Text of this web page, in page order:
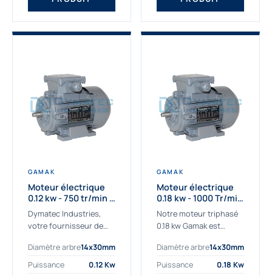
GAMAK
Moteur électrique
0.12 kw - 750 tr/min -
230/400V - IE2
Dymatec Industries,
votre fournisseur de
kw. Dymatec Industries
vous propose le moteur
Diamètre arbre14x30mm
Puissance
0.12 Kw
GAMAK
Moteur électrique
0.18 kw - 1000 Tr/min
- 230/400V - IE2
Notre moteur triphasé
0.18 kw Gamak est
aux applications
sévères. Nous
Diamètre arbre14x30mm
Puissance
0.18 Kw